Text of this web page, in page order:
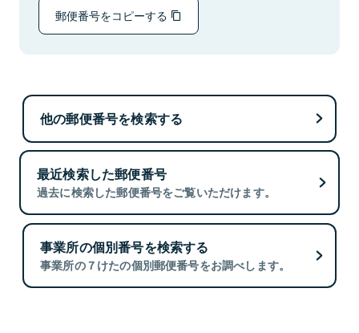
郵便番号をコピーする
他の郵便番号を検索する
最近検索した郵便番号
過去に検索した郵便番号をご覧いただけます。
事業所の個別番号を検索する
事業所の７けたの個別郵便番号をお調べします。